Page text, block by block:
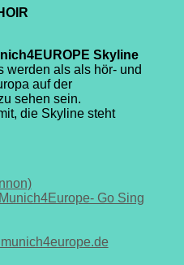
Skyline
werden als als hör- und
auf der
sehen sein.
die Skyline steht
Munich4Europe- Go Sing